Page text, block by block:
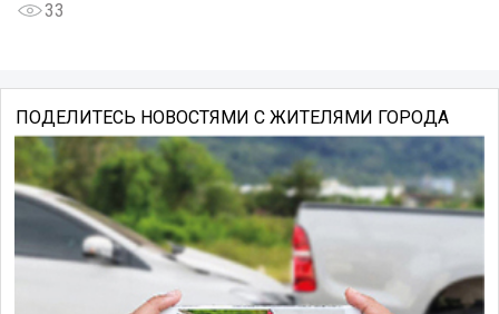
33
ПОДЕЛИТЕСЬ НОВОСТЯМИ С ЖИТЕЛЯМИ ГОРОДА